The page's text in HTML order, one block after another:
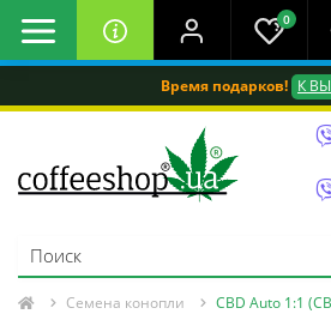
Время подарков! К
0
Семена конопли CBD Auto 1:1